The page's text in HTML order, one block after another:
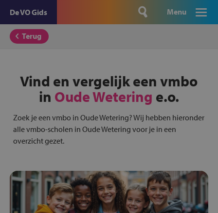
De VO Gids Menu
Terug
Vind en vergelijk een vmbo
in Oude Wetering e.o.
Zoek je een vmbo in Oude Wetering? Wij hebben hieronder
alle vmbo-scholen in Oude Wetering voor je in een
overzicht gezet.